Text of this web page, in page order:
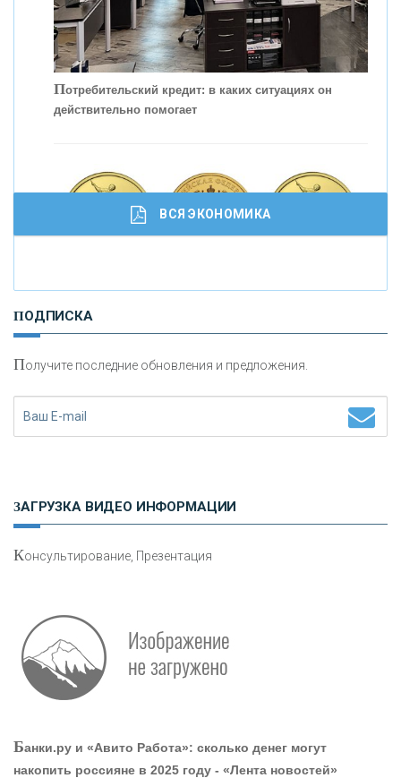
Скорость - один из главных трендов в
кредитовании бизнеса - «Интервью»
Работа мечты. Что банки делают для того, чтобы
привлечь и удержать персонал - «Интервью»
Потребительский кредит: в каких ситуациях он
действительно помогает
И
сохранения и увеличения капитала
ВСЯ ЭКОНОМИКА
ПОДПИСКА
Получите последние обновления и предложения.
ЗАГРУЗКА ВИДЕО ИНФОРМАЦИИ
Консультирование, Презентация
Банки.ру и «Авито Работа»: сколько денег могут
накопить россияне в 2025 году - «Лента новостей»